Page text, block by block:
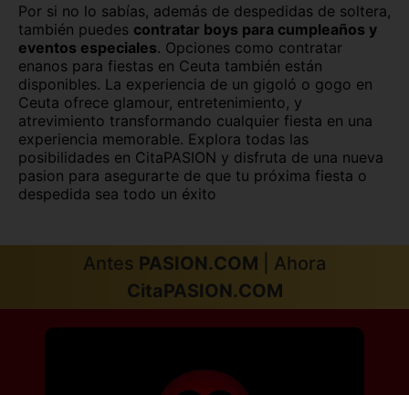
Salamanca capital San Sebastián
Santa Cruz de Tenerife Santander
Segovia capital Sevilla capital
Soria capital Tarragona capital
Teruel capital Toledo capital
Zamora capital
Zaragoza capital
Por si no lo sabías, además de despedidas de soltera,
también puedes contratar boys para cumpleaños y
eventos especiales. Opciones como contratar
enanos para fiestas en Ceuta también están
disponibles. La experiencia de un gigoló o gogo en
Ceuta ofrece glamour, entretenimiento, y
atrevimiento transformando cualquier fiesta en una
experiencia memorable. Explora todas las
posibilidades en CitaPASION y disfruta de una nueva
pasion para asegurarte de que tu próxima fiesta o
despedida sea todo un éxito
Antes PASION.COM | Ahora
CitaPASION.COM